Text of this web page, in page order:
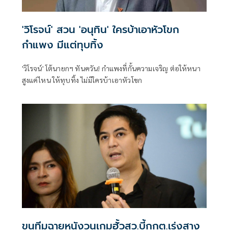
'วิโรจน์' สวน 'อนุทิน' ใครบ้าเอาหัวโขก
กำแพง มีแต่ทุบทิ้ง
'วิโรจน์' โต้นายกฯ ทันควัน! กำแพงที่กั้นความเจริญ ต่อให้หนา
สูงแค่ไหน ให้ทุบทิ้ง ไม่มีใครบ้าเอาหัวโขก
ขนทีมฉายหนังวนเกมฮั้วสว.บี้กกต.เร่งสาง